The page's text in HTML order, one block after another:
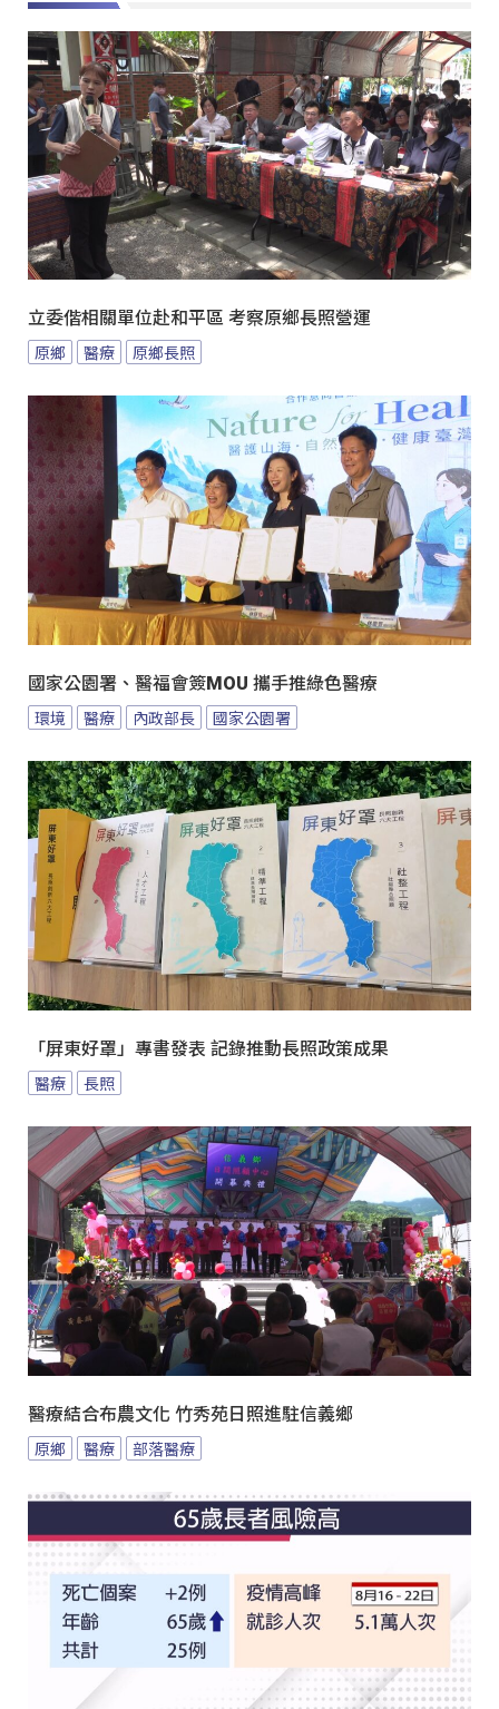
立委偕相關單位赴和平區 考察原鄉長照營運
原鄉 醫療 原鄉長照
國家公園署、醫福會簽MOU 攜手推綠色醫療
環境 醫療 內政部長 國家公園署
「屏東好罩」專書發表 記錄推動長照政策成果
醫療 長照
醫療結合布農文化 竹秀苑日照進駐信義鄉
原鄉 醫療 部落醫療